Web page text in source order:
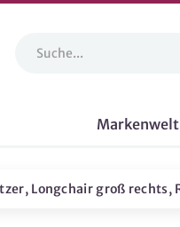
Markenwelt
Longchair groß